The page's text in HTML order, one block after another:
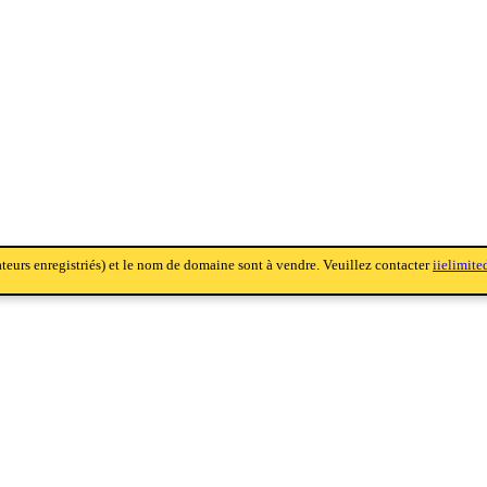
enregistriés) et le nom de domaine sont à vendre. Veuillez contacter